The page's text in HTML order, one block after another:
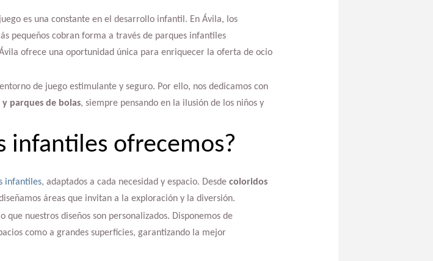
es una constante en el desarrollo infantil. En Ávila, los
pequeños cobran forma a través de parques infantiles
ofrece una oportunidad única para enriquecer la oferta de ocio
de juego estimulante y seguro. Por ello, nos dedicamos con
parques de bolas, siempre pensando en la ilusión de los niños y
infantiles ofrecemos?
infantiles, adaptados a cada necesidad y espacio. Desde coloridos
áreas que invitan a la exploración y la diversión.
nuestros diseños son personalizados. Disponemos de
como a grandes superficies, garantizando la mejor